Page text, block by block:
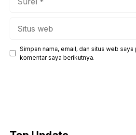
Simpan nama, email, dan situs web
komentar saya berikutnya.